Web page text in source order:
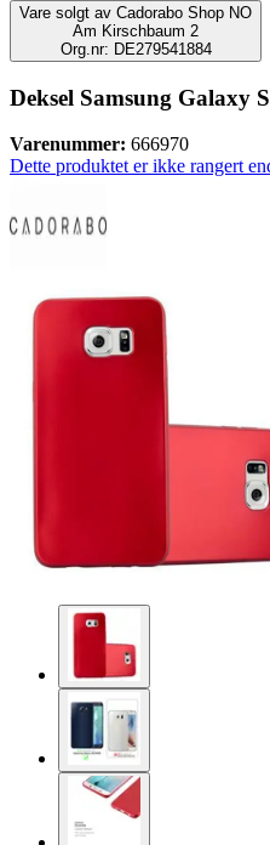
Vare solgt av Cadorabo Shop NO
Am Kirschbaum 2
Org.nr: DE279541884
Deksel Samsung Galaxy
Varenummer: 666970
Dette produktet er ikke rangert